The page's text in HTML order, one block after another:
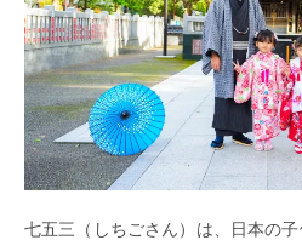
七五三（しちごさん）は、日本の